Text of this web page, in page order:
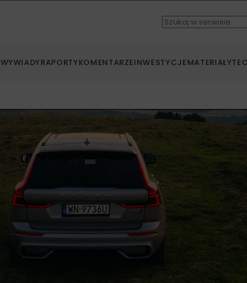
WYWIADYRAPORTYKOMENTARZEINWESTYCJEMATERIAŁY